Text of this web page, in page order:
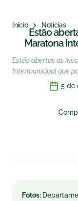
Início Notícias
Estão
Maratona
Estão abertas as
Intermunicipal que
5 de
Fotos: